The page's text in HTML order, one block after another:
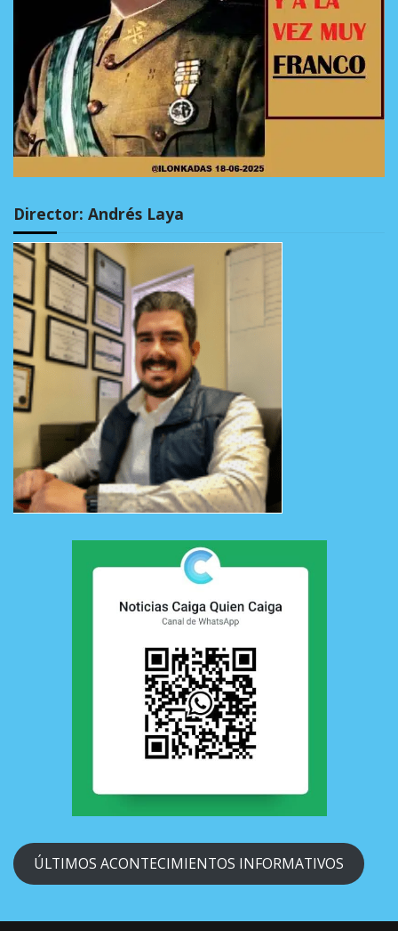
Director: Andrés Laya
ÚLTIMOS ACONTECIMIENTOS INFORMATIVOS